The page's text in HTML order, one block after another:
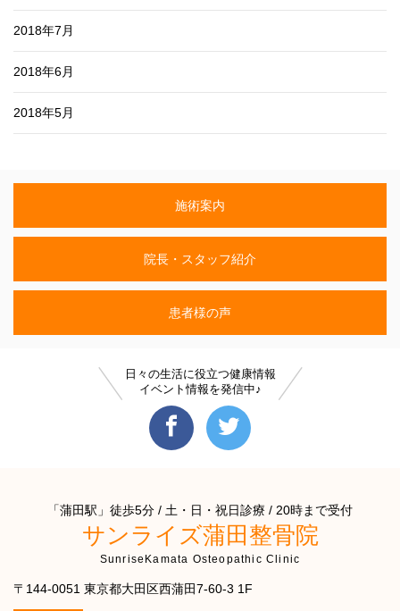
2018年7月
2018年6月
2018年5月
施術案内
院長・スタッフ紹介
患者様の声
日々の生活に役立つ健康情報
イベント情報を発信中♪
「蒲田駅」徒歩5分 / 土・日・祝日診療 / 20時まで受付
サンライズ蒲田整骨院
SunriseKamata Osteopathic Clinic
〒144-0051 東京都大田区西蒲田7-60-3 1F